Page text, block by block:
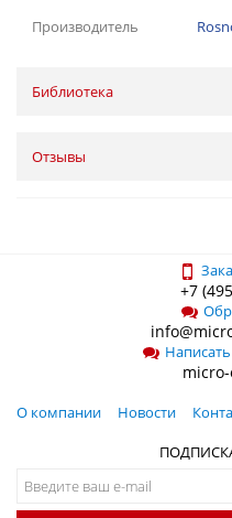
Производитель
Библиотека
Отзывы
+7
О компании Новости